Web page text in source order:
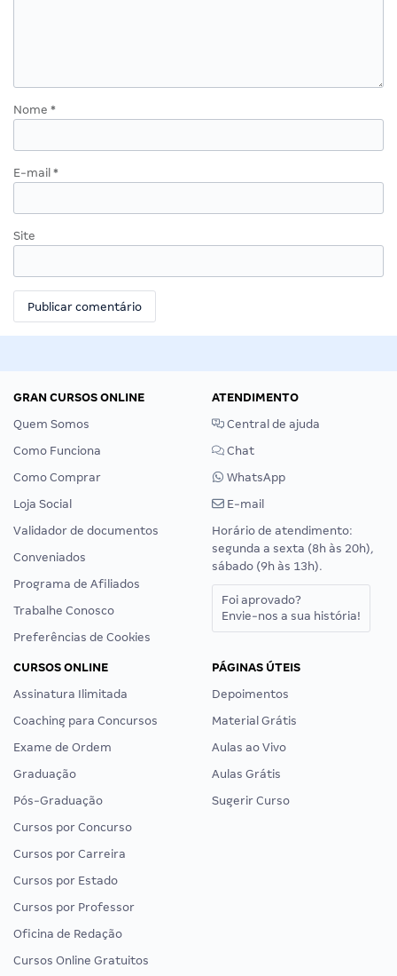
Nome *
E-mail *
Site
GRAN CURSOS ONLINE
Quem Somos
Como Funciona
Como Comprar
Loja Social
Validador de documentos
Conveniados
Programa de Afiliados
Trabalhe Conosco
Preferências de Cookies
ATENDIMENTO
Central de ajuda
Chat
WhatsApp
E-mail
Horário de atendimento:
segunda a sexta (8h às 20h),
sábado (9h às 13h).
Foi aprovado?
Envie-nos a sua história!
CURSOS ONLINE
Assinatura Ilimitada
Coaching para Concursos
Exame de Ordem
Graduação
Pós-Graduação
Cursos por Concurso
Cursos por Carreira
Cursos por Estado
Cursos por Professor
Oficina de Redação
Cursos Online Gratuitos
PÁGINAS ÚTEIS
Depoimentos
Material Grátis
Aulas ao Vivo
Aulas Grátis
Sugerir Curso